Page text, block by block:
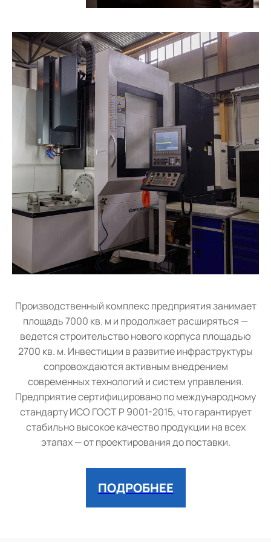
Производственный комплекс предприятия занимает
площадь 7000 кв. м и продолжает расширяться —
ведется строительство нового корпуса площадью
2700 кв. м. Инвестиции в развитие инфраструктуры
сопровождаются активным внедрением
современных технологий и систем управления.
Предприятие сертифицировано по международному
стандарту ИСО ГОСТ Р 9001-2015, что гарантирует
стабильно высокое качество продукции на всех
этапах — от проектирования до поставки.
ПОДРОБНЕЕ